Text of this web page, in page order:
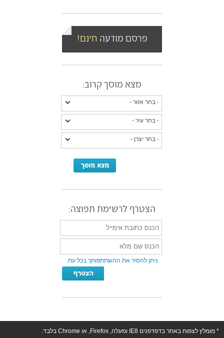
פרסם מודעה חינם!
מצא מוסך קרוב:
הצטרף לרשימת תפוצה:
ניתן להסיר את ההשתתפותך בכל עת.
* מומלץ לצפות באתר בדפדפנים IE8 ומעלה, Firefox, או Chrome בלבד.